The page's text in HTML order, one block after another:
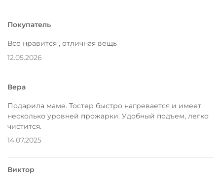
Покупатель
Все нравится , отличная вещь
12.05.2026
Вера
Подарила маме. Тостер быстро нагревается и имеет
несколько уровней прожарки. Удобный подъем, легко
чистится.
14.07.2025
Виктор